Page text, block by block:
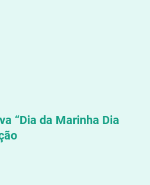
“Dia da Marinha Dia